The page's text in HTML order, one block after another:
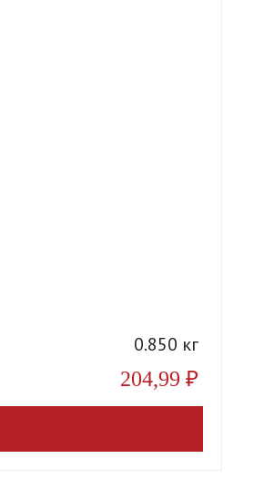
0.850 кг
204,99 ₽